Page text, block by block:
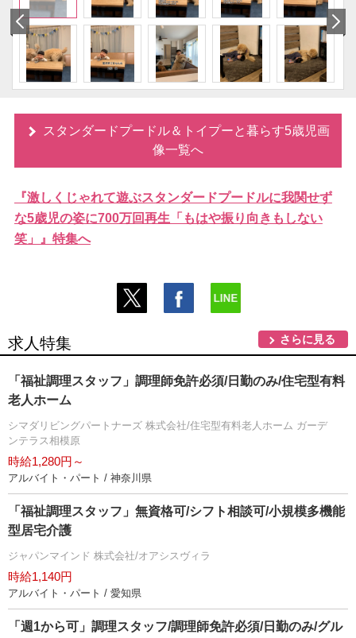
スタンダードプードル＆トイプーと暮らす5歳児画
像一覧へ
『激しくじゃれて遊ぶスタンダードプードルに我関せず
な5歳児の姿に700万回再生「もはや振り向きもしない
笑」』特集へ
求人特集 さらに見る
「福祉調理スタッフ」調理師免許必須/日勤のみ/住宅型有料
老人ホーム
シマダリビングパートナーズ 株式会社/住宅型有料老人ホーム ガーデ
ンテラス相模原
時給1,280円～
アルバイト・パート / 神奈川県
「福祉調理スタッフ」無資格可/シフト相談可/小規模多機能
型居宅介護
ジャパンマインド 株式会社/オアシスヴィラ
時給1,140円
アルバイト・パート / 愛知県
「週1から可」調理スタッフ/調理師免許必須/日勤のみ/グル